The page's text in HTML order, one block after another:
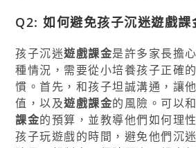
Q2: 如何避免孩子沉迷遊戲課
孩子沉迷遊戲課金是許多家長擔
種情況，需要從小培養孩子正確
慣。首先，和孩子坦誠溝通，讓
值，以及遊戲課金的風險。可以
課金的預算，並教導他們如何理
孩子玩遊戲的時間，避免他們沉